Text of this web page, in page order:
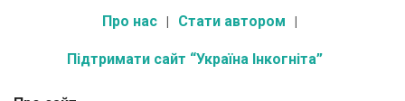
Про нас Стати автором
Підтримати сайт “Україна Інкогніта”